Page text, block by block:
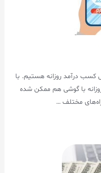
کسب درآمد روزانه هستیم. با
با گوشی هم ممکن شده
مختلف …